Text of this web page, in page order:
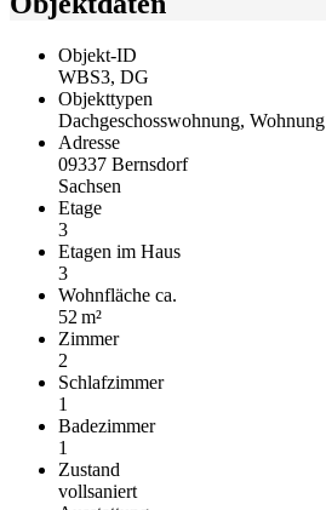
Objekt-ID
WBS3, DG
Objekttypen
Dachgeschosswohnung, Wohnung
Adresse
09337 Bernsdorf
Sachsen
Etage
3
Etagen im Haus
3
Wohnfläche ca.
52 m²
Zimmer
2
Schlafzimmer
1
Badezimmer
1
Zustand
vollsaniert